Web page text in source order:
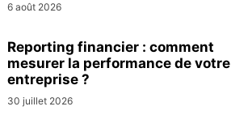
6 août 2026
Reporting financier : comment
mesurer la performance de votre
entreprise ?
30 juillet 2026